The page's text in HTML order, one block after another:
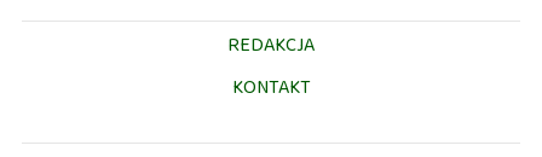
REDAKCJA
KONTAKT